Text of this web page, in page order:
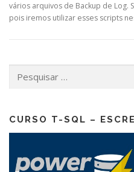
vários arquivos de Backup de Log.
pois iremos utilizar esses scripts
por:
CURSO T-SQL –